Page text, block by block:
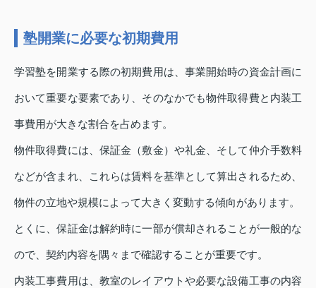
塾開業に必要な初期費用
学習塾を開業する際の初期費用は、事業開始時の資金計画に
おいて重要な要素であり、そのなかでも物件取得費と内装工
事費用が大きな割合を占めます。
物件取得費には、保証金（敷金）や礼金、そして仲介手数料
などが含まれ、これらは賃料を基準として算出されるため、
物件の立地や規模によって大きく変動する傾向があります。
とくに、保証金は解約時に一部が償却されることが一般的な
ので、契約内容を隅々まで確認することが重要です。
内装工事費用は、教室のレイアウトや必要な設備工事の内容